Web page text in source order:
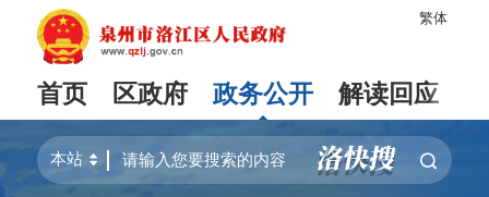
繁体
首页 区政府 政务公开 解读回应